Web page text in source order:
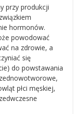
przy produkcji
hormonów.
powodować
na zdrowie, a
się
do powstawania
płci męskiej,